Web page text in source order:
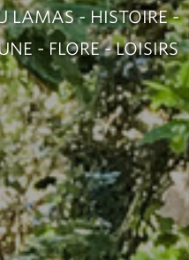
LAMAS - HISTOIRE -
- FLORE - LOISIRS